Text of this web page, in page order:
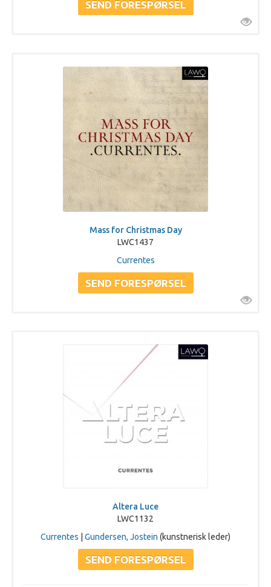
Mass for Christmas Day
LWC1437
Currentes
Altera Luce
LWC1132
Currentes
Gundersen, Jostein (kunstnerisk leder)